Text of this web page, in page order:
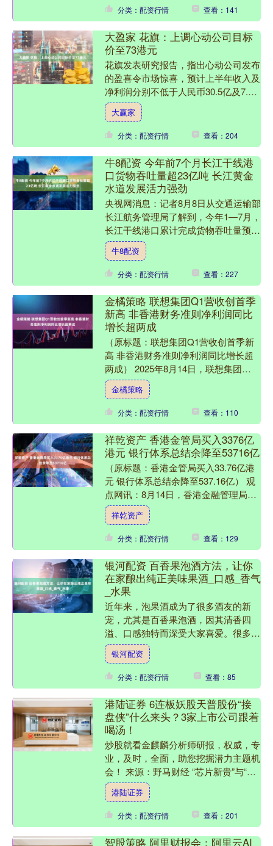
分类：配资行情 查看：141
大盈家 花旗：上调心动公司目标
价至73港元
花旗发表研究报告，指出心动公司发布
的盈喜令市场惊喜，预计上半年收入及
净利润分别不低于人民币30.5亿及7.9
亿元。下半年随着《伊瑟：重启日》及
《心动小镇》的推出....
大赢家
分类：配资行情 查看：204
牛8配资 今年前7个月长江干线港
口货物吞吐量超23亿吨 长江黄金
水道发展活力强劲
央视网消息：记者8月8日从交通运输部
长江航务管理局了解到，今年1—7月，
长江干线港口累计完成货物吞吐量预计
23.4亿吨，同比增长4.8%，长江黄金水
道发展活力强....
牛8配资
分类：配资行情 查看：227
金橘策略 联想集团Q1营收创首季
新高 非香港财务准则净利润同比
增长超两成
（原标题：联想集团Q1营收创首季新
高 非香港财务准则净利润同比增长超
两成） 2025年8月14日，联想集团
（HKSE：992）公布截至2025年6月30
日的20....
金橘策略
分类：配资行情 查看：110
祥乾资产 香港金管局买入3376亿
港元 银行体系总结余降至53716亿
（原标题：香港金管局买入33.76亿港
元 银行体系总结余降至537.16亿） 观
点网讯：8月14日，香港金融管理局
（金管局）在纽约交易时段购入33.76
亿港元，....
祥乾资产
分类：配资行情 查看：129
银河配资 百香果泡酒方法，让你
在家酿出纯正美味果酒_口感_香气
_水果
近年来，泡果酒成为了很多酒友的新
宠，尤其是百香果泡酒，因其清香四
溢、口感独特而深受大家喜爱。很多人
尝试在家自己制作，但却发现，泡果酒
不注意一些细节，往往不仅口感....
银河配资
分类：配资行情 查看：85
港陆证券 6连板妖股天普股份“接
盘侠”什么来头？3家上市公司跟着
喝汤！
炒股就看金麒麟分析师研报，权威，专
业，及时，全面，助您挖掘潜力主题机
会！ 来源：野马财经 “芯片新贵”与“汽
车大佬”的交易 连收交易所2张《监管
函》 “妖股”天....
港陆证券
分类：配资行情 查看：201
智股策略 阿里财报会：阿里云AI